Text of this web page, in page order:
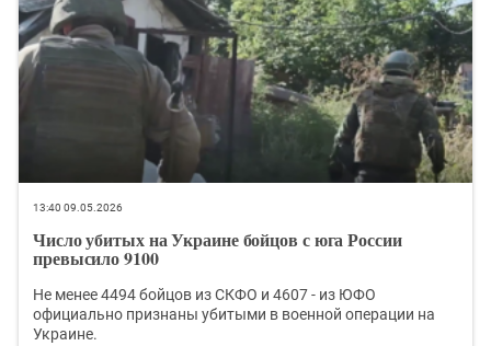
13:40 09.05.2026
Число убитых на Украине бойцов с юга России
превысило 9100
Не менее 4494 бойцов из СКФО и 4607 - из ЮФО
официально признаны убитыми в военной операции на
Украине.